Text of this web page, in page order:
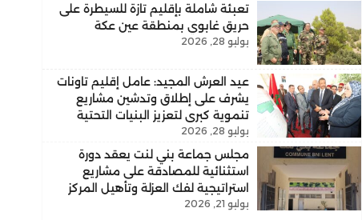
تعبئة شاملة بإقليم تازة للسيطرة على
حريق غابوي بمنطقة عين عكة
يوليو 28, 2026
عيد العرش المجيد: عامل إقليم تاونات
يشرف على إطلاق وتدشين مشاريع
تنموية كبرى لتعزيز البنيات التحتية
والارتقاء بالخدمات الأساسية
يوليو 28, 2026
مجلس جماعة بني لنت يعقد دورة
استثنائية للمصادقة على مشاريع
استراتيجية لفك العزلة وتأهيل المركز
يوليو 21, 2026